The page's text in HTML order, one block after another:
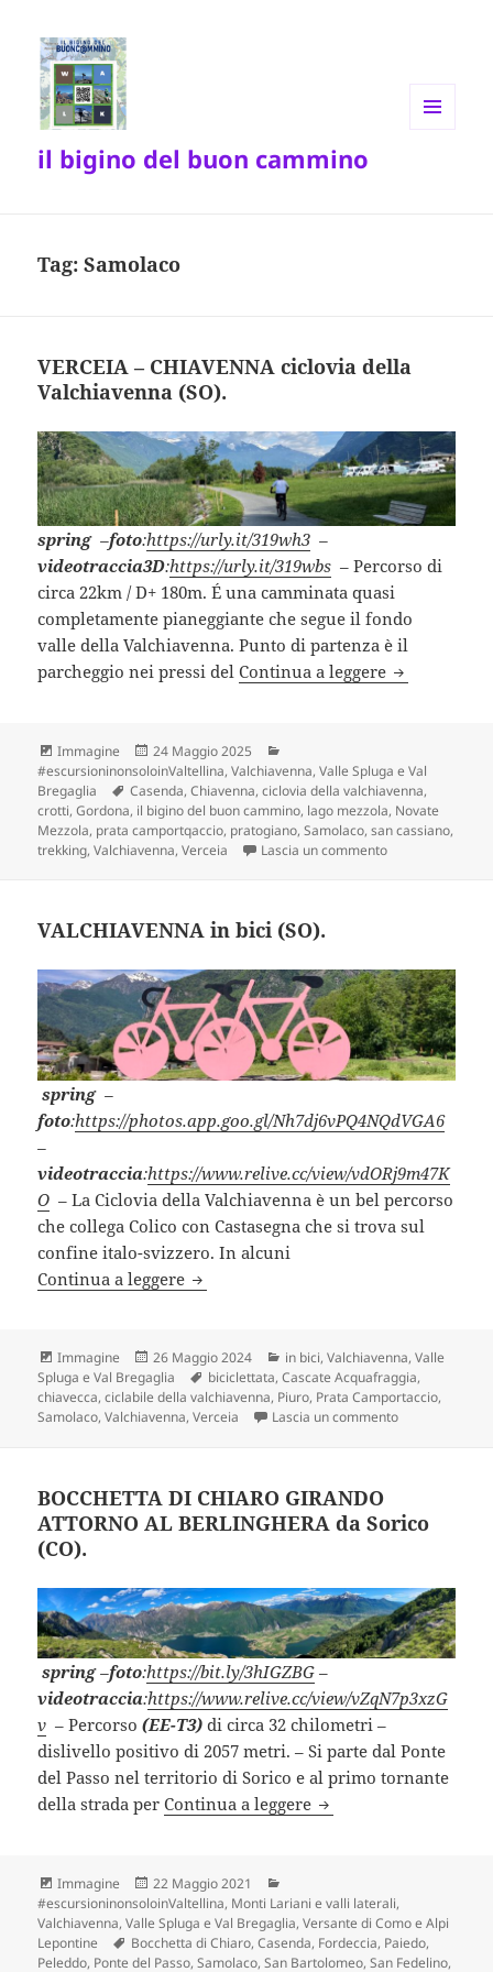
il bigino del buon cammino
Tag:Samolaco
VERCEIA – CHIAVENNA ciclovia della
Valchiavenna (SO).
spring–foto:https://urly.it/319wh3 –
videotraccia3D:https://urly.it/319wbs – Percorso di
circa 22km / D+ 180m. É una camminata quasi
completamente pianeggiante che segue il fondo
valle della Valchiavenna. Punto di partenza è il
parcheggio nei pressi delContinua a leggere VERCEIA –
Formato
Immagine
Scritto
il
24 Maggio 2025
#escursioninonsoloinValtellina,Valchiavenna, Valle Spluga e Val
Bregaglia
Tag
Casenda,Chiavenna,ciclovia della valchiavenna,
crotti,Gordona, il bigino del buon cammino, lago mezzola, Novate
Mezzola, prata camportqaccio, pratogiano,Samolaco,san cassiano,
trekking,Valchiavenna,Verceia Lascia un commentosu VERCEIA –
VALCHIAVENNA in bici (SO).
spring–
foto:https://photos.app.goo.gl/Nh7dj6vPQ4NQdVGA6
–
videotraccia:https://www.relive.cc/view/vdORj9m47K
O – La Ciclovia della Valchiavenna è un bel percorso
che collega Colico con Castasegna che si trova sul
confine italo-svizzero. In alcuni
Continua a leggere VALCHIAVENNA in bici (SO).
Formato
Immagine
Scritto
il
26 Maggio 2024 Categorie
in bici,Valchiavenna, Valle
Spluga e Val Bregaglia
Tag
biciclettata,Cascate Acquafraggia,
chiavecca,ciclabile della valchiavenna, Piuro, Prata Camportaccio,
Samolaco,Valchiavenna,Verceia Lascia un commentosu
BOCCHETTA DI CHIARO GIRANDO
ATTORNO AL BERLINGHERA da Sorico
(CO).
spring –foto:https://bit.ly/3hIGZBG –
videotraccia:https://www.relive.cc/view/vZqN7p3xzG
v – Percorso(EE-T3) di circa 32 chilometri –
dislivello positivo di 2057 metri. – Si parte dal Ponte
del Passo nel territorio di Sorico e al primo tornante
della strada perContinua a leggere BOCCHETTA DI
Formato
Immagine
Scritto
il
22 Maggio 2021
#escursioninonsoloinValtellina, Monti Lariani e valli laterali,
Valchiavenna, Valle Spluga e Val Bregaglia,Versante di Como e Alpi
Lepontine
Tag
Bocchetta di Chiaro,Casenda, Fordeccia, Paiedo,
Peleddo, Ponte del Passo,Samolaco,San Bartolomeo,San Fedelino,